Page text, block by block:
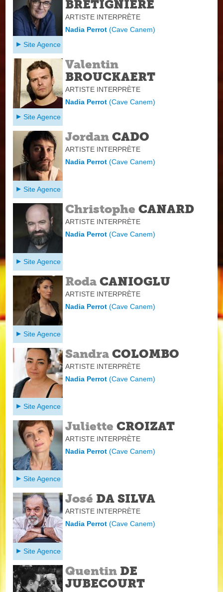
BRETIGNIERE
ARTISTE INTERPRÈTE
Nadia Perrot(Cave Canem)
Site Agence
Valentin
BROUCKAERT
ARTISTE INTERPRÈTE
Nadia Perrot(Cave Canem)
Site Agence
Jordan CADO
ARTISTE INTERPRÈTE
Nadia Perrot(Cave Canem)
Site Agence
Christophe CANARD
ARTISTE INTERPRÈTE
Nadia Perrot(Cave Canem)
Site Agence
Roda CANIOGLU
ARTISTE INTERPRÈTE
Nadia Perrot(Cave Canem)
Site Agence
Sandra COLOMBO
ARTISTE INTERPRÈTE
Nadia Perrot(Cave Canem)
Site Agence
Juliette CROIZAT
ARTISTE INTERPRÈTE
Nadia Perrot(Cave Canem)
Site Agence
José DA SILVA
ARTISTE INTERPRÈTE
Nadia Perrot(Cave Canem)
Site Agence
Quentin DE
JUBECOURT